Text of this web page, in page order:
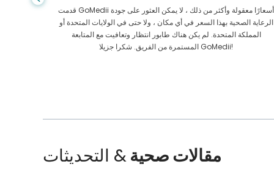
قدمت GoMedii أسعارًا معقولة وأكثر من ذلك ، لا يمكن العثور على جودة
الرعاية الصحية بهذا السعر في أي مكان ، ولا حتى في الولايات المتحدة أو
المملكة المتحدة. لم يكن هناك طابور انتظار وتعافيت مع المتابعة
المستمرة من الفريق. شكرا جزيلا GoMedii!
مقالات صحية& التحديثات